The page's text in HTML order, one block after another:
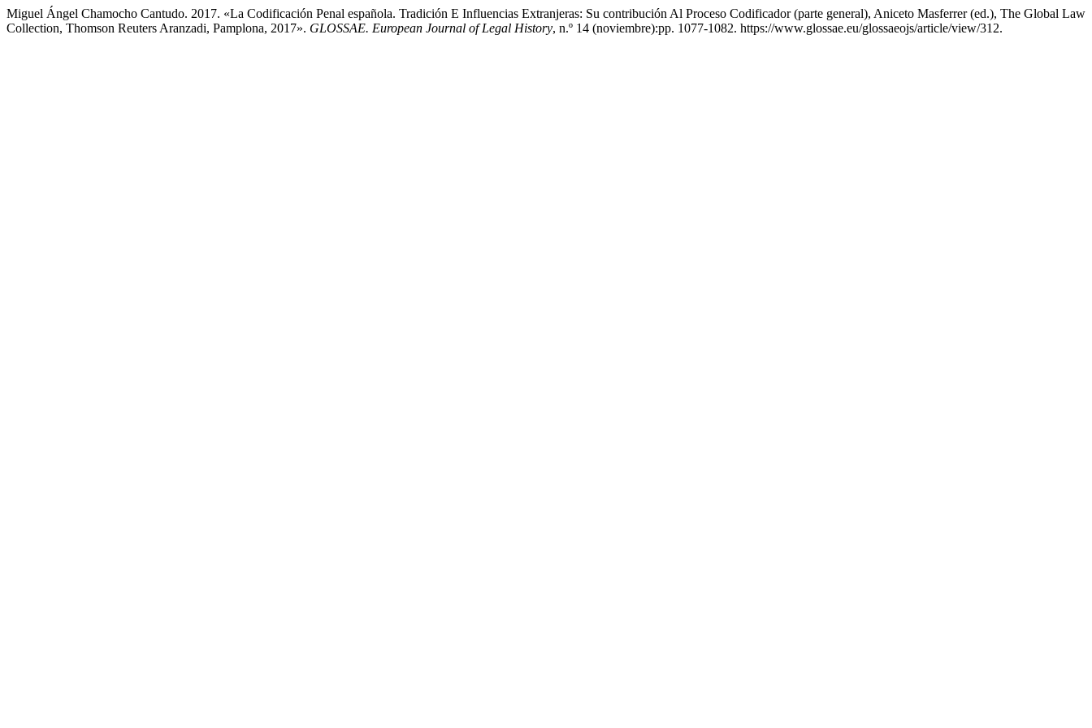
Miguel Ángel Chamocho Cantudo. 2017. «La Codificación Penal española. Tradición E Influencias Extranjeras: Su contribución Al Proceso Codificador (parte general), Aniceto Masferrer (ed.), The Global Law
Collection, Thomson Reuters Aranzadi, Pamplona, 2017». GLOSSAE. European Journal of Legal History, n.º 14 (noviembre):pp. 1077-1082. https://www.glossae.eu/glossaeojs/article/view/312.